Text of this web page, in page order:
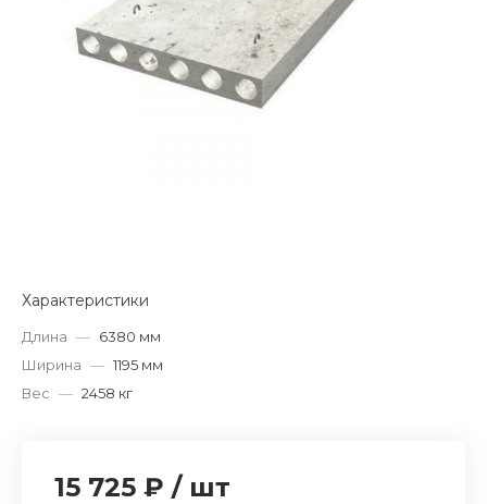
Характеристики
Длина — 6380 мм
Ширина — 1195 мм
Вес — 2458 кг
15 725 ₽ / шт